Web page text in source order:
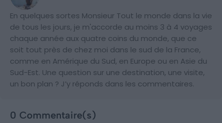
En quelques sortes Monsieur Tout le monde dans la vie
de tous les jours, je m'accorde au moins 3 à 4 voyages
chaque année aux quatre coins du monde, que ce
soit tout près de chez moi dans le sud de la France,
comme en Amérique du Sud, en Europe ou en Asie du
Sud-Est. Une question sur une destination, une visite,
un bon plan ? J’y réponds dans les commentaires.
0 Commentaire(s)